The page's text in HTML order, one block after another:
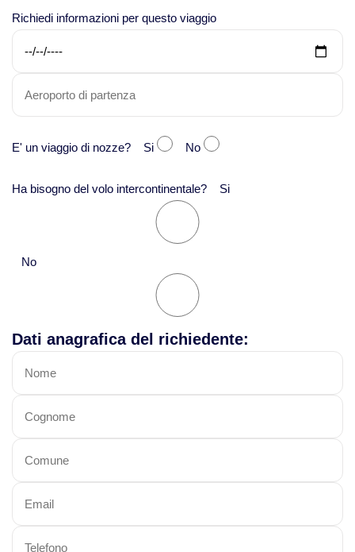
Viaggi in Argentina e Patagonia
Viaggi in Brasile
Viaggi in Cile
Viaggi in Colombia
Richiedi informazioni per questo viaggio
E' un viaggio di nozze? Si No
Ha bisogno del volo intercontinentale? Si
No
Dati anagrafica del richiedente: